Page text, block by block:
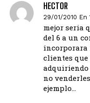
HECTOR
29/01/2010 En
mejor seria
del 6 a un
incorporara
clientes
no
ejemplo…